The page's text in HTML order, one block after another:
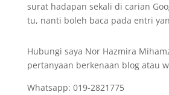
surat hadapan sekali di carian
tu, nanti boleh baca pada entri
Hubungi saya Nor Hazmira
pertanyaan berkenaan blog atau
Whatsapp: 019-2821775